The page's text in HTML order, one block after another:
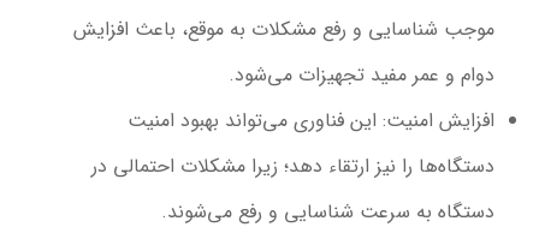
موجب شناسایی و رفع مشکلات به موقع، باعث افزایش
دوام و عمر مفید تجهیزات می‌شود.
افزایش امنیت: این فناوری می‌تواند بهبود امنیت
دستگاه‌ها را نیز ارتقاء دهد؛ زیرا مشکلات احتمالی در
دستگاه به سرعت شناسایی و رفع می‌شوند.